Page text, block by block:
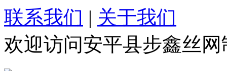
联系我们 | 关于我们
欢迎访问安平县步鑫丝